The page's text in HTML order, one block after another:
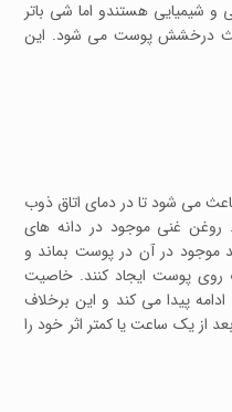
هستندو اما شی باتر
درخشش پوست می شود. این
می شود تا در دمای اتاق ذوب
غنی موجود در دانه های
در آن در پوست بماند و
پوست ایجاد کنند. خاصیت
پیدا می کند و این برخلاف
از یک ساعت یا کمتر اثر خود را